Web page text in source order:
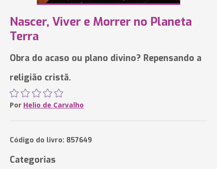
Nascer, Viver e Morrer no Planeta
Terra
Obra do acaso ou plano divino? Repensando a
religião cristã.
Por Helio de Carvalho
Código do livro: 857649
Categorias